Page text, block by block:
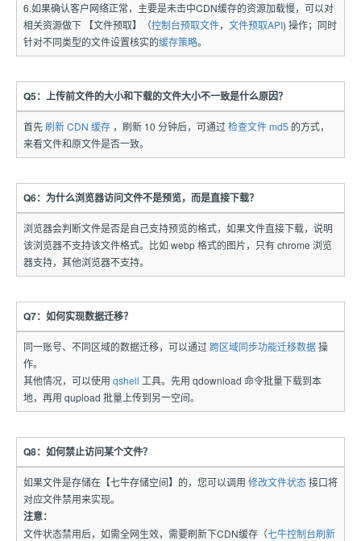
6.如果确认客户网络正常，主要是未击中CDN缓存的资源加载慢，可以对
相关资源做下 【文件预取】（控制台预取文件， 文件预取API) 操作；同时
针对不同类型的文件设置核实的缓存策略。
Q5：上传前文件的大小和下载的文件大小不一致是什么原因？
首先刷新 CDN 缓存，刷新 10 分钟后，可通过检查文件 md5 的方式，
来看文件和原文件是否一致。
Q6：为什么浏览器访问文件不是预览，而是直接下载？
浏览器会判断文件是否是自己支持预览的格式，如果文件直接下载，说明
该浏览器不支持该文件格式。比如 webp 格式的图片，只有 chrome 浏览
器支持，其他浏览器不支持。
Q7：如何实现数据迁移？
同一账号、不同区域的数据迁移，可以通过 跨区域同步功能迁移数据操
作。
其他情况，可以使用 qshell 工具。先用 qdownload 命令批量下载到本
地，再用 qupload 批量上传到另一空间。
Q8：如何禁止访问某个文件？
如果文件是存储在【七牛存储空间】的，您可以调用 修改文件状态接口将
对应文件禁用来实现。
注意：
文件状态禁用后，如需全网生效，需要刷新下CDN缓存（七牛控制台刷新